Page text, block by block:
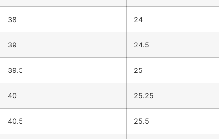
38 24
39 24.5
39.5 25
40 25.25
40.5 25.5